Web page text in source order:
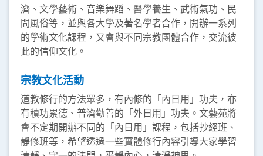
濟、文學藝術、音樂舞蹈、醫學養生、武術氣功、民
間風俗等，並與各大學及著名學者合作，開辦一系列
的學術文化課程，又會與不同宗教團體合作，交流彼
此的信仰文化。
宗教文化活動
道教修行的方法眾多，有內修的「內日用」功夫，亦
有積功累德、普濟勸善的「外日用」功夫。文藝苑將
會不定期開辦不同的「內日用」課程，包括抄經班、
靜修班等，希望透過一些實體修行內容引導大家學習